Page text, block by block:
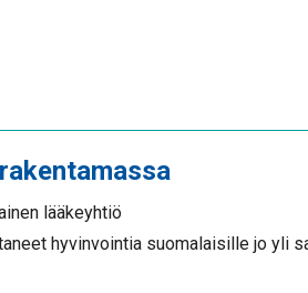
lääkeyhtiö
hyvinvointia suomalaisille jo yli